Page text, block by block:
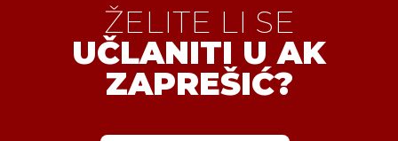
ŽELITE LI SE
UČLANITI U AK
ZAPREŠIĆ?